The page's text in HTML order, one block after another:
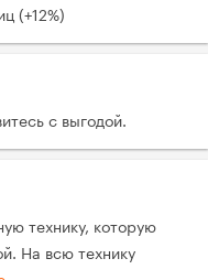
(+12%)
с выгодой.
технику, которую
На всю технику